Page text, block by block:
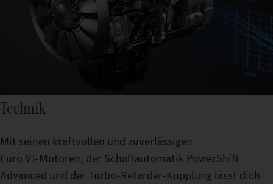
Technik
Mit seinen kraftvollen und zuverlässigen
Euro VI‑Motoren, der Schaltautomatik PowerShift
Advanced und der Turbo-Retarder-Kupplung lässt dich